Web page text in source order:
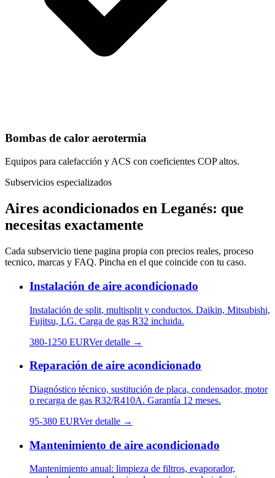
Bombas de calor aerotermia
Equipos para calefacción y ACS con coeficientes COP altos.
Subservicios especializados
Aires acondicionados en Leganés: que
necesitas exactamente
Cada subservicio tiene pagina propia con precios reales, proceso
tecnico, marcas y FAQ. Pincha en el que coincide con tu caso.
Instalación de aire acondicionado
Instalación de split, multisplit y conductos. Daikin, Mitsubishi,
Fujitsu, LG. Carga de gas R32 incluida.
380-1250 EURVer detalle →
Reparación de aire acondicionado
Diagnóstico técnico, sustitución de placa, condensador, motor
o recarga de gas R32/R410A. Garantía 12 meses.
95-380 EURVer detalle →
Mantenimiento de aire acondicionado
Mantenimiento anual: limpieza de filtros, evaporador,